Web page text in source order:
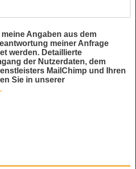
Angaben aus dem
meiner Anfrage
werden. Detaillierte
der Nutzerdaten, dem
MailChimp und Ihren
Sie in unserer